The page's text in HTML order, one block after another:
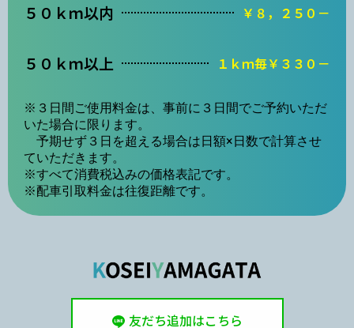
５０ｋｍ以内 ￥８，２５０－
５０ｋｍ以上 １ｋｍ毎￥３３０－
※３日間ご使用料金は、事前に３日間でご予約いただ
いた場合に限ります。
予期せず３日を超える場合は日額×日数で計算させ
ていただきます。
※すべて消費税込みの価格表記です。
※配車引取料金は往復距離です。
友だち追加はこちら